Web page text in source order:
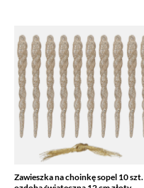
Zawieszka na choinkę sopel 10 szt.